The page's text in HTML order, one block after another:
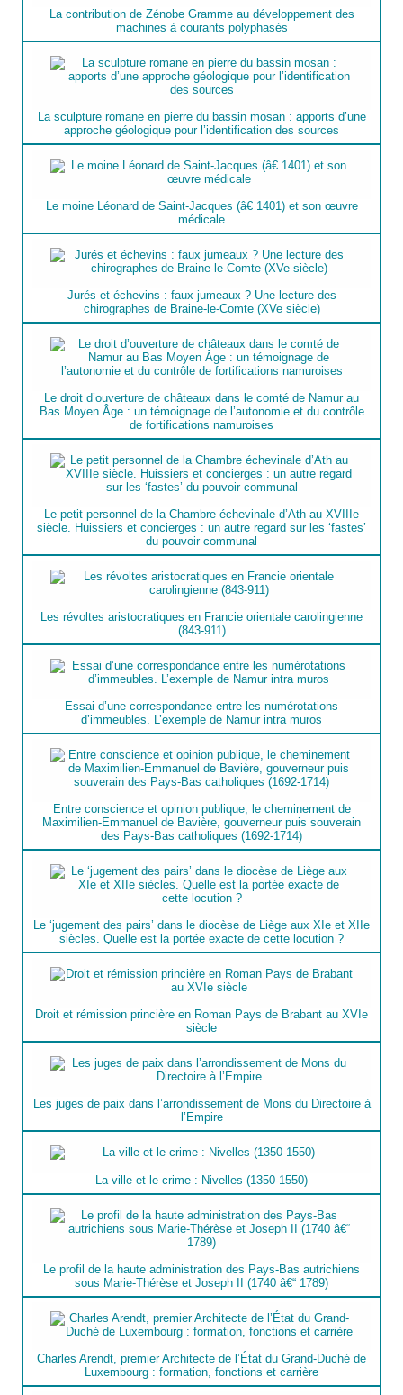
La contribution de Zénobe Gramme au développement des
machines à courants polyphasés
La sculpture romane en pierre du bassin mosan : apports d’une
approche géologique pour l’identification des sources
Le moine Léonard de Saint-Jacques (â€ 1401) et son œuvre
médicale
Jurés et échevins : faux jumeaux ? Une lecture des
chirographes de Braine-le-Comte (XVe siècle)
Le droit d’ouverture de châteaux dans le comté de Namur au
Bas Moyen Âge : un témoignage de l’autonomie et du contrôle
de fortifications namuroises
Le petit personnel de la Chambre échevinale d’Ath au XVIIIe
siècle. Huissiers et concierges : un autre regard sur les ‘fastes’
du pouvoir communal
Les révoltes aristocratiques en Francie orientale carolingienne
(843-911)
Essai d’une correspondance entre les numérotations
d’immeubles. L’exemple de Namur intra muros
Entre conscience et opinion publique, le cheminement de
Maximilien-Emmanuel de Bavière, gouverneur puis souverain
des Pays-Bas catholiques (1692-1714)
Le ‘jugement des pairs’ dans le diocèse de Liège aux XIe et XIIe
siècles. Quelle est la portée exacte de cette locution ?
Droit et rémission princière en Roman Pays de Brabant au XVIe
siècle
Les juges de paix dans l’arrondissement de Mons du Directoire à
l’Empire
La ville et le crime : Nivelles (1350-1550)
Le profil de la haute administration des Pays-Bas autrichiens
sous Marie-Thérèse et Joseph II (1740 â€“ 1789)
Charles Arendt, premier Architecte de l’État du Grand-Duché de
Luxembourg : formation, fonctions et carrière